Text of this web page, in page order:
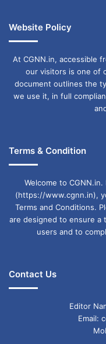
क्या महाकुंभ बना नया
महाकुंभ धार्मिक
में यह सियासी
समर्थकों ने गंगा स्नान
करने की कोशिश की,
इस जुबानी जंग से साफ
की राजनीति में हिंदुत्व
लेकर खींचतान जारी
BAYAN
Website Policy
At CGNN.in, accessible
our visitors is one of
document outlines the
we use it, in full
Terms & Condition
Welcome to
(https://www.cgnn.in),
Terms and Conditions.
are designed to ensure a
users and to
Contact Us
Editor
Email: